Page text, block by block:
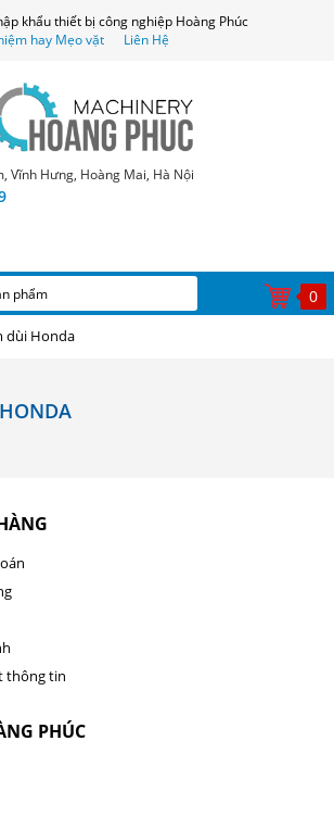
khẩu thiết bị công nghiệp Hoàng Phúc
hay Mẹo vặt Liên Hệ
Vĩnh Hưng, Hoàng Mai, Hà Nội
0
dùi Honda
thông tin
PHÚC